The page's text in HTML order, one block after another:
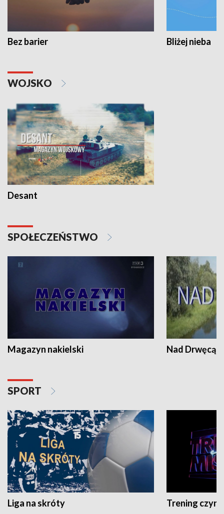
Bez barier Bliżej nieba
WOJSKO
Desant
SPOŁECZEŃSTWO
Magazyn nakielski Nad Drwęcą
SPORT
Liga na skróty Trening czyni